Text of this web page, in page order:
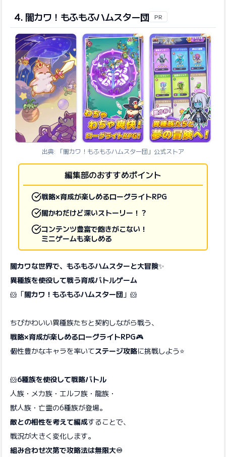
4. 闇カワ！もふもふハムスター団 PR
出典: 「闇カワ！もふもふハムスター団」公式ストア
編集部のおすすめポイント
戦略×育成が楽しめるローグライトRPG
闇かわだけど深いストーリー！？
コンテンツ豊富で飽きがこない！
ミニゲームも楽しめる
闇カワな世界で、もふもふハムスターと大冒険✨
異種族を使役して戦う育成バトルゲーム
🐹「闇カワ！もふもふハムスター団 」🐹
ちびかわいい異種族たちと契約しながら戦う、
戦略×育成が楽しめるローグライトRPG🎮
個性豊かなキャラを率いてステージ攻略に挑戦しよう⭐️
🐹6種族を使役して戦略バトル
人族・メカ族・エルフ族・龍族・
獣人族・亡霊の6種族が登場。
敵との相性を考えて編成することで、
戦況が大きく変化します。
組み合わせ次第で攻略法は無限大♾️